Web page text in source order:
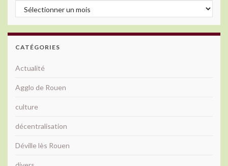
Archives
CATÉGORIES
Actualité
Agglo de Rouen
culture
décentralisation
Déville lès Rouen